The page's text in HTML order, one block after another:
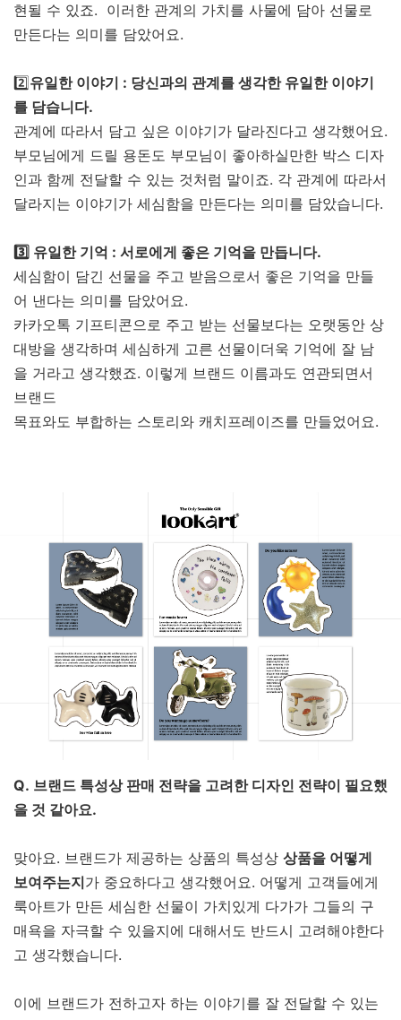
현될 수 있죠. 이러한 관계의 가치를 사물에 담아 선물로
만든다는 의미를 담았어요.
2️⃣ 유일한 이야기 : 당신과의 관계를 생각한 유일한 이야기
를 담습니다.
관계에 따라서 담고 싶은 이야기가 달라진다고 생각했어요.
부모님에게 드릴 용돈도 부모님이 좋아하실만한 박스 디자
인과 함께 전달할 수 있는 것처럼 말이죠. 각 관계에 따라서
달라지는 이야기가 세심함을 만든다는 의미를 담았습니다.
3️⃣ 유일한 기억 : 서로에게 좋은 기억을 만듭니다.
세심함이 담긴 선물을 주고 받음으로서 좋은 기억을 만들
어 낸다는 의미를 담았어요.
카카오톡 기프티콘으로 주고 받는 선물보다는 오랫동안 상
대방을 생각하며 세심하게 고른 선물이더욱 기억에 잘 남
을 거라고 생각했죠. 이렇게 브랜드 이름과도 연관되면서
브랜드
목표와도 부합하는 스토리와 캐치프레이즈를 만들었어요.
Q. 브랜드 특성상 판매 전략을 고려한 디자인 전략이 필요했
을 것 같아요.
맞아요. 브랜드가 제공하는 상품의 특성상 상품을 어떻게
보여주는지가 중요하다고 생각했어요. 어떻게 고객들에게
룩아트가 만든 세심한 선물이 가치있게 다가가 그들의 구
매욕을 자극할 수 있을지에 대해서도 반드시 고려해야한다
고 생각했습니다.
이에 브랜드가 전하고자 하는 이야기를 잘 전달할 수 있는